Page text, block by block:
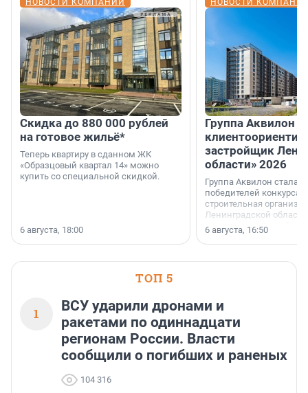
НОВОСТИ КОМПАНИЙ
Скидка до 880 000 рублей
на готовое жильё*
Теперь квартиру в сданном ЖК
«Образцовый квартал 14» можно
купить со специальной скидкой.
6 августа, 18:00
НОВОСТИ
Группа Аквилон
застройщик
области» 2026
Группа Аквилон стала
победителей конкурса
строительная
Ленинградской области
номинации «Самый
застройщик
области».
6 августа, 16:50
ТОП 5
1
ВСУ ударили дронами и
ракетами по одиннадцати
регионам России. Власти
сообщили о погибших и раненых
104 316